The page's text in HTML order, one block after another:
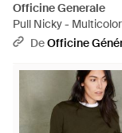
Officine Generale
Pull Nicky -
DeOfficine